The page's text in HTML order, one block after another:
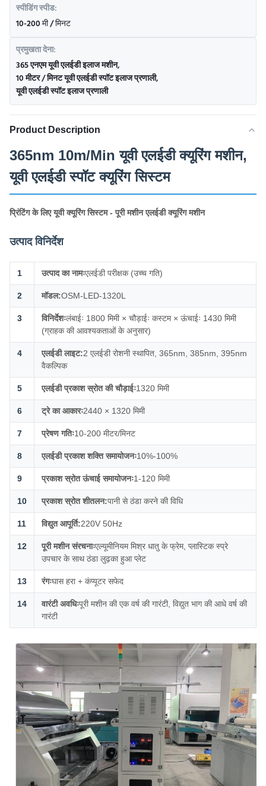
स्पीडिंग स्पीड:
10-200 मी / मिनट
प्रमुखता देना:
365 एनएम यूवी एलईडी इलाज मशीन,
10 मीटर / मिनट यूवी एलईडी स्पॉट इलाज प्रणाली,
यूवी एलईडी स्पॉट इलाज प्रणाली
Product Description
365nm 10m/Min यूवी एलईडी क्यूरिंग मशीन,
यूवी एलईडी स्पॉट क्यूरिंग सिस्टम
प्रिंटिंग के लिए यूवी क्यूरिंग सिस्टम - पूरी मशीन एलईडी क्यूरिंग मशीन
उत्पाद विनिर्देश
1 उत्पाद का नामःएलईडी परीक्षक (उच्च गति)
2 मॉडल:OSM-LED-1320L
3 विनिर्देशःलंबाईः 1800 मिमी × चौड़ाईः कस्टम × ऊंचाईः 1430 मिमी
(ग्राहक की आवश्यकताओं के अनुसार)
4 एलईडी लाइट:2 एलईडी रोशनी स्थापित, 365nm, 385nm, 395nm
वैकल्पिक
5 एलईडी प्रकाश स्रोत की चौड़ाईः1320 मिमी
6 ट्रे का आकारः2440 × 1320 मिमी
7 प्रेषण गतिः10-200 मीटर/मिनट
8 एलईडी प्रकाश शक्ति समायोजनः10%-100%
9 प्रकाश स्रोत ऊंचाई समायोजनः1-120 मिमी
10 प्रकाश स्रोत शीतलन:पानी से ठंडा करने की विधि
11 विद्युत आपूर्ति:220V 50Hz
12 पूरी मशीन संरचनाःएल्यूमीनियम मिश्र धातु के फ्रेम, प्लास्टिक स्प्रे
उपचार के साथ ठंडा लुढ़का हुआ प्लेट
13 रंगःघास हरा + कंप्यूटर सफेद
14 वारंटी अवधिःपूरी मशीन की एक वर्ष की गारंटी, विद्युत भाग की आधे वर्ष की
गारंटी